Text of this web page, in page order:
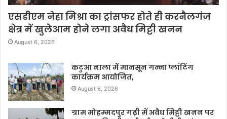
एसडीएम नेहा मिश्रा का ट्रांसफर होते ही करनैलगंज
क्षेत्र में खुलेआम होने लगा अवैध मिट्टी खनन
August 6, 2026
कटुआ नाला में मानसून गन्ना प्लांटिंग
कार्यक्रम आयोजित,
August 6, 2026
ग्राम मोहम्मदपुर गढ़ी में अवैध मिट्टी खनन पर